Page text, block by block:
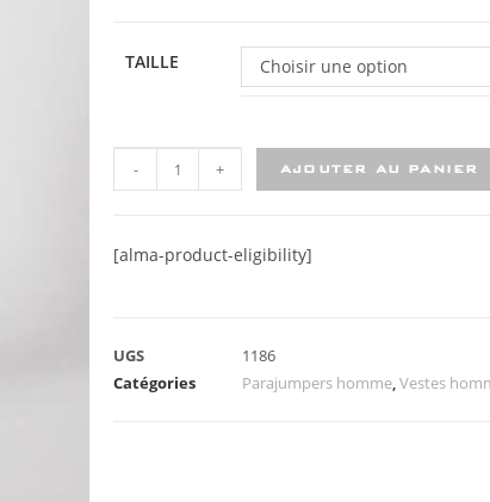
TAILLE Choisir une option
- + AJOUTER AU PANIER
[alma-product-eligibility]
UGS
1186
Catégories
Parajumpers homme,Vestes